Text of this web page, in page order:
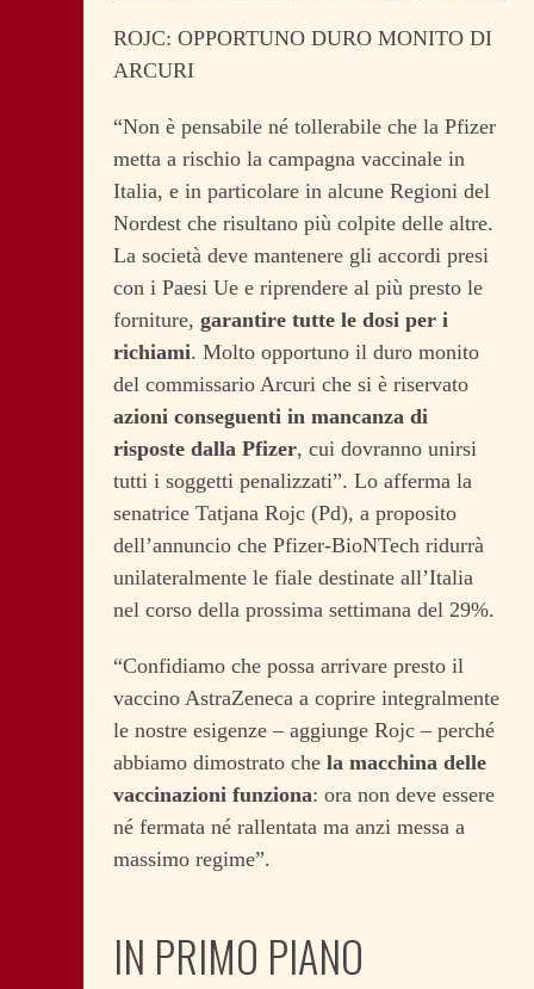
ROJC: OPPORTUNO DURO MONITO DI
ARCURI
“Non è pensabile né tollerabile che la Pfizer
metta a rischio la campagna vaccinale in
Italia, e in particolare in alcune Regioni del
Nordest che risultano più colpite delle altre.
La società deve mantenere gli accordi presi
con i Paesi Ue e riprendere al più presto le
forniture, garantire tutte le dosi per i
richiami. Molto opportuno il duro monito
del commissario Arcuri che si è riservato
azioni conseguenti in mancanza di
risposte dalla Pfizer, cui dovranno unirsi
tutti i soggetti penalizzati”. Lo afferma la
senatrice Tatjana Rojc (Pd), a proposito
dell’annuncio che Pfizer-BioNTech ridurrà
unilateralmente le fiale destinate all’Italia
nel corso della prossima settimana del 29%.
“Confidiamo che possa arrivare presto il
vaccino AstraZeneca a coprire integralmente
le nostre esigenze – aggiunge Rojc – perché
abbiamo dimostrato che la macchina delle
vaccinazioni funziona: ora non deve essere
né fermata né rallentata ma anzi messa a
massimo regime”.
IN PRIMO PIANO